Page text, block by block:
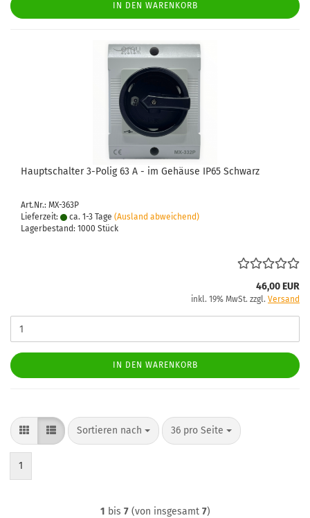
IN DEN WARENKORB
Haupt­schal­ter 3-​Polig 63 A - im Ge­häu­se IP65 Schwarz
Art.Nr.: MX-363P
Lieferzeit:
ca. 1-3 Tage (Ausland abweichend)
Lagerbestand: 1000 Stück
46,00 EUR
inkl. 19% MwSt. zzgl. Versand
IN DEN WARENKORB
Sortieren nach
Sortieren nach 36 pro Seite
pro Seite
1
1 bis 7(von insgesamt 7)